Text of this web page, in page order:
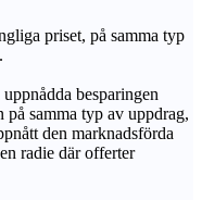
priset, på samma typ
besparingen
samma typ av uppdrag,
den marknadsförda
radie där offerter